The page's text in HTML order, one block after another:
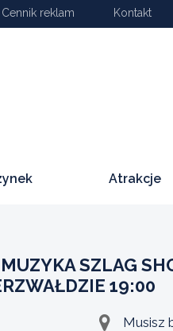
Cennik reklam Kontakt
Atrakcje
SZLAG
19:00
Musisz